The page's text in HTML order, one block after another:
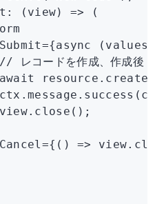
: (view) => (
={async (values)
レコードを作成、作成後
resource .create
.message .success ( ctx
.close ();
={() => view